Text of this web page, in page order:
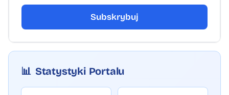
Subskrybuj
📊 Statystyki Portalu